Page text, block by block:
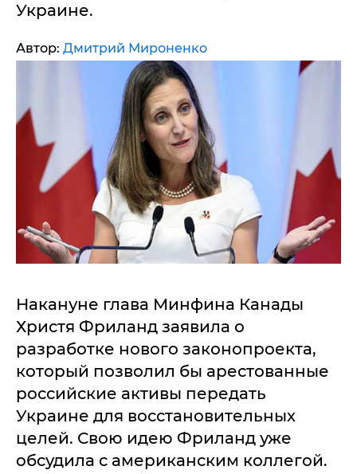
Украине.
Автор: Дмитрий Мироненко
Накануне глава Минфина Канады
Христя Фриланд заявила о
разработке нового законопроекта,
который позволил бы арестованные
российские активы передать
Украине для восстановительных
целей. Свою идею Фриланд уже
обсудила с американским коллегой.